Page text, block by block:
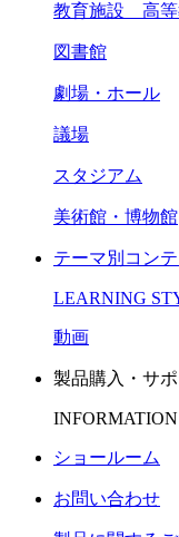
教育施設 高等
図書館
劇場・ホール
議場
スタジアム
美術館・博物館
テーマ別コン
LEARNING
動画
製品購入・サポ
INFORMATION
ショールーム
お問い合わせ